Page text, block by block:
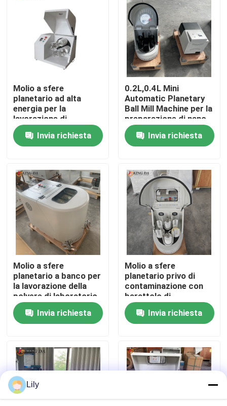
Casa
Prodotti
Chi siamo
Fatory Tour
Controllo di qualità
Contattaci
notizie
Mulino di sfera di controllo
mulino a palle del laboratorio
Molio a sfere
planetario ad alta
energia per la
lavorazione di
materiali di
laboratorio per la
macinazione di polveri
Invia richiesta
0.2L,0.4L Mini
Automatic Planetary
Ball Mill Machine per la
preparazione di nano
polvere Ricerca
avanzata di materiali
Invia richiesta
Molio a sfere
planetario a banco per
la lavorazione della
polvere di laboratorio
universitario e la
ricerca scientifica
Invia richiesta
Molio a sfere
planetario privo di
contaminazione con
barattolo di
macinazione in
zirconio per la
lavorazione di polveri
Invia richiesta
Lily